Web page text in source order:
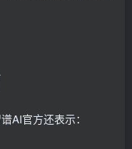
AI官方还表示：